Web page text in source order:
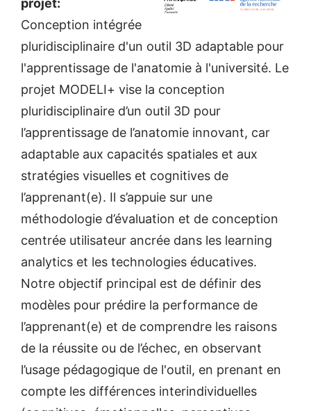
projet:
Conception intégrée
pluridisciplinaire d'un outil 3D adaptable pour
l'apprentissage de l'anatomie à l'université. Le
projet MODELI+ vise la conception
pluridisciplinaire d’un outil 3D pour
l’apprentissage de l’anatomie innovant, car
adaptable aux capacités spatiales et aux
stratégies visuelles et cognitives de
l’apprenant(e). Il s’appuie sur une
méthodologie d’évaluation et de conception
centrée utilisateur ancrée dans les learning
analytics et les technologies éducatives.
Notre objectif principal est de définir des
modèles pour prédire la performance de
l’apprenant(e) et de comprendre les raisons
de la réussite ou de l’échec, en observant
l’usage pédagogique de l'outil, en prenant en
compte les différences interindividuelles